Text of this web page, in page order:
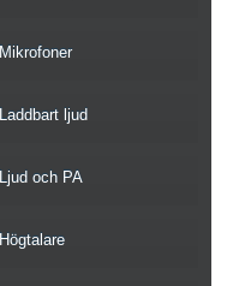
Mikrofoner
Laddbart ljud
Ljud och PA
Högtalare